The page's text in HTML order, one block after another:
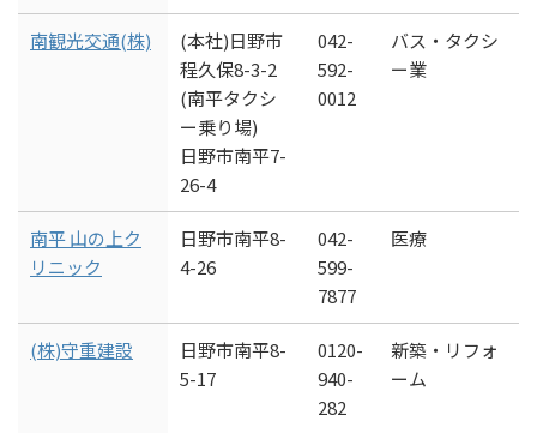
南観光交通(株)
(本社)日野市
程久保8-3-2
(南平タクシ
ー乗り場)
日野市南平7-
26-4
042-
592-
0012
バス・タクシ
ー業
南平 山の上ク
リニック
日野市南平8-
4-26
042-
599-
7877
医療
(株)守重建設
日野市南平8-
5-17
0120-
940-
282
新築・リフォ
ーム